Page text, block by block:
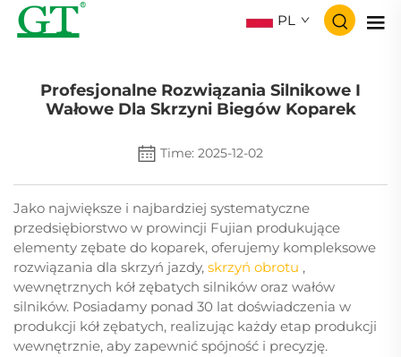
PL
Profesjonalne Rozwiązania Silnikowe I
Wałowe Dla Skrzyni Biegów Koparek
Time: 2025-12-02
Jako największe i najbardziej systematyczne
przedsiębiorstwo w prowincji Fujian produkujące
elementy zębate do koparek, oferujemy kompleksowe
rozwiązania dla skrzyń jazdy, skrzyń obrotu ,
wewnętrznych kół zębatych silników oraz wałów
silników. Posiadamy ponad 30 lat doświadczenia w
produkcji kół zębatych, realizując każdy etap produkcji
wewnętrznie, aby zapewnić spójność i precyzję.